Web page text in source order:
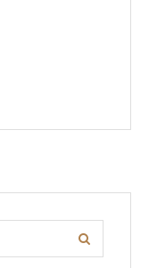
Search